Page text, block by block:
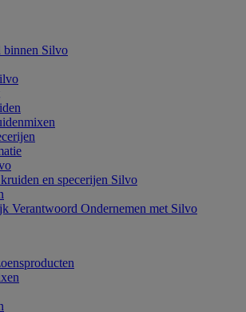
binnen Silvo
en specerijen Silvo
Verantwoord Ondernemen met Silvo